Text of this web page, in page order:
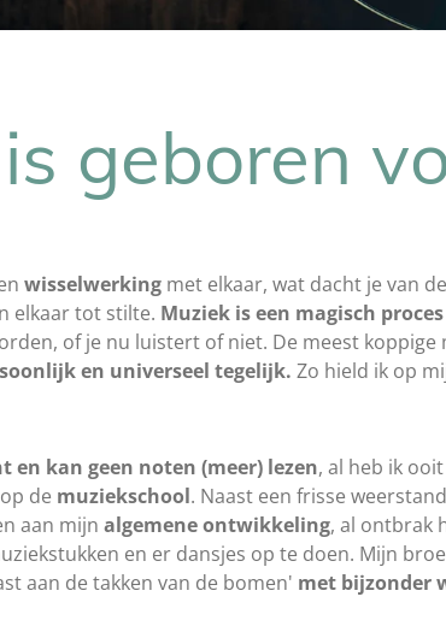
geboren
wisselwerking met elkaar, wat dacht je van
elkaar tot stilte. Muziek is een magisch
of je nu luistert of niet. De meest
en universeel tegelijk. Zo hield ik op
en kan geen noten (meer) lezen, al heb ik
de muziekschool. Naast een frisse
aan mijn algemene ontwikkeling, al ontbrak
en er dansjes op te doen. Mijn
aan de takken van de bomen' met bijzonder